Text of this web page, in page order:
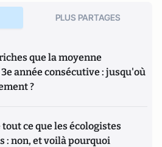
PLUS PARTAGES
que la moyenne
année consécutive : jusqu'où
?
ce que les écologistes
: non, et voilà pourquoi